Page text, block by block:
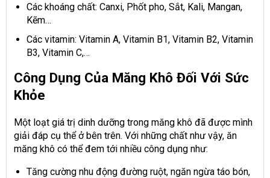
Các khoáng chất: Canxi, Phốt pho, Sắt, Kali, Mangan,
Kẽm…
Các vitamin: Vitamin A, Vitamin B1, Vitamin B2, Vitamin
B3, Vitamin C,…
Công Dụng Của Măng Khô Đối Với Sức
Khỏe
Một loạt giá trị dinh dưỡng trong măng khô đã được mình
giải đáp cụ thể ở bên trên. Với những chất như vậy, ăn
măng khô có thể đem tới nhiều công dụng như:
Tăng cường nhu động đường ruột, ngăn ngừa táo bón,